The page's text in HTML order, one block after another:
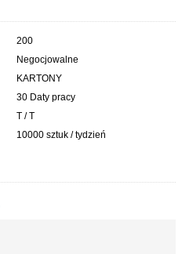
200
Negocjowalne
KARTONY
30 Daty pracy
T / T
10000 sztuk / tydzień